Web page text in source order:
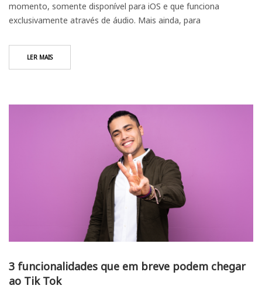
momento, somente disponível para iOS e que funciona
exclusivamente através de áudio. Mais ainda, para
LER MAIS
3 funcionalidades que em breve podem chegar
ao Tik Tok